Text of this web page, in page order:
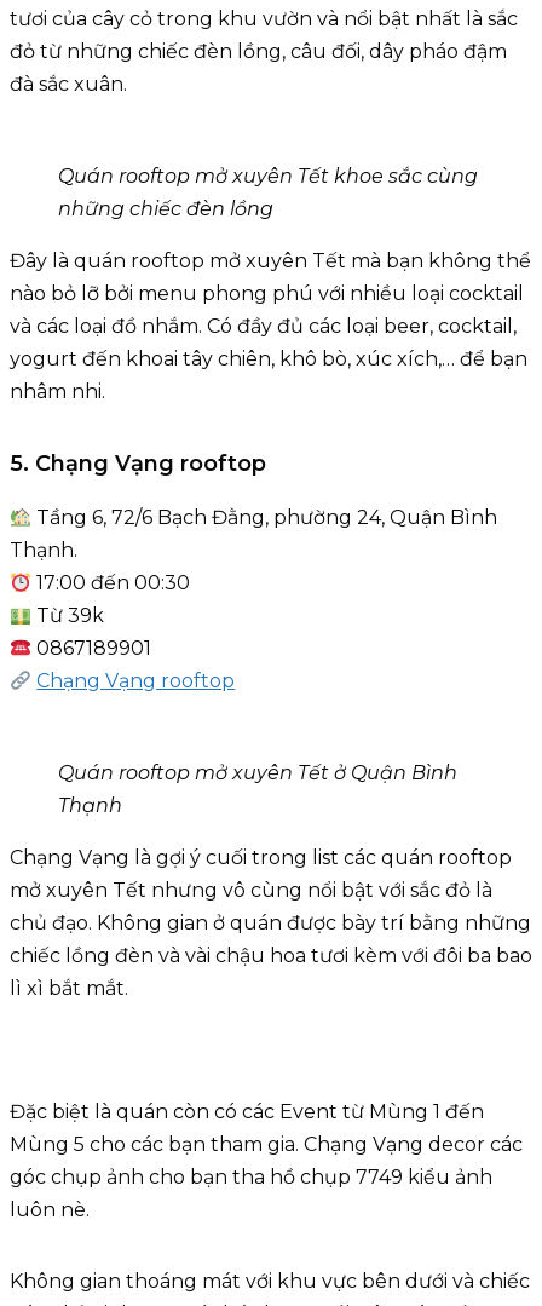
tươi của cây cỏ trong khu vườn và nổi bật nhất là sắc
đỏ từ những chiếc đèn lồng, câu đối, dây pháo đậm
đà sắc xuân.
Quán rooftop mở xuyên Tết khoe sắc cùng
những chiếc đèn lồng
Đây là quán rooftop mở xuyên Tết mà bạn không thể
nào bỏ lỡ bởi menu phong phú với nhiều loại cocktail
và các loại đồ nhắm. Có đầy đủ các loại beer, cocktail,
yogurt đến khoai tây chiên, khô bò, xúc xích,… để bạn
nhâm nhi.
5. Chạng Vạng rooftop
Tầng 6, 72/6 Bạch Đằng, phường 24, Quận Bình
Thạnh.
17:00 đến 00:30
Từ 39k
0867189901
Chạng Vạng rooftop
Quán rooftop mở xuyên Tết ở Quận Bình
Thạnh
Chạng Vạng là gợi ý cuối trong list các quán rooftop
mở xuyên Tết nhưng vô cùng nổi bật với sắc đỏ là
chủ đạo. Không gian ở quán được bày trí bằng những
chiếc lồng đèn và vài chậu hoa tươi kèm với đôi ba bao
lì xì bắt mắt.
Đặc biệt là quán còn có các Event từ Mùng 1 đến
Mùng 5 cho các bạn tham gia. Chạng Vạng decor các
góc chụp ảnh cho bạn tha hồ chụp 7749 kiểu ảnh
luôn nè.
Không gian thoáng mát với khu vực bên dưới và chiếc